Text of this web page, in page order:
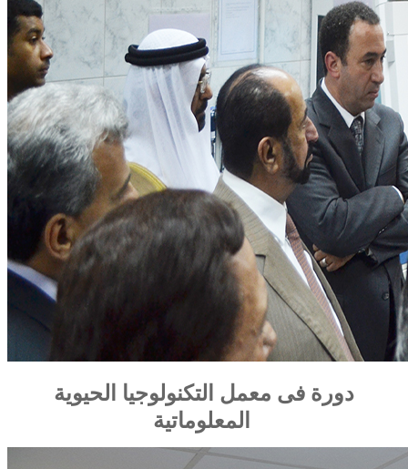
دورة فى معمل التكنولوجيا الحيوية